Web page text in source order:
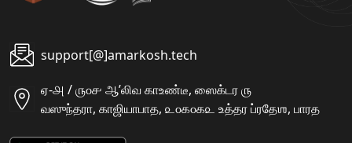
support[@]amarkosh.tech
ஏ-௮ / ௫௦௪ ஆʼலிவ காஉண்டீ, ஸைக்டர ௫
வஸுந்தரா, காஜியாபாத, ௨௦௧௦௧௨ உத்தர ப்ரதேஶ, பாரத